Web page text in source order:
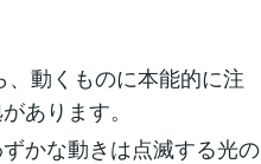
動くものに本能的に注
あります。
かな動きは点滅する光の